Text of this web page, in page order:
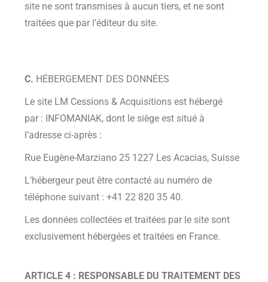
site ne sont transmises à aucun tiers, et ne sont
traitées que par l’éditeur du site.
C. HÉBERGEMENT DES DONNÉES
Le site LM Cessions & Acquisitions est hébergé
par : INFOMANIAK, dont le siège est situé à
l’adresse ci-après :
Rue Eugène-Marziano 25 1227 Les Acacias, Suisse
L’hébergeur peut être contacté au numéro de
téléphone suivant : +41 22 820 35 40.
Les données collectées et traitées par le site sont
exclusivement hébergées et traitées en France.
ARTICLE 4 : RESPONSABLE DU TRAITEMENT DES